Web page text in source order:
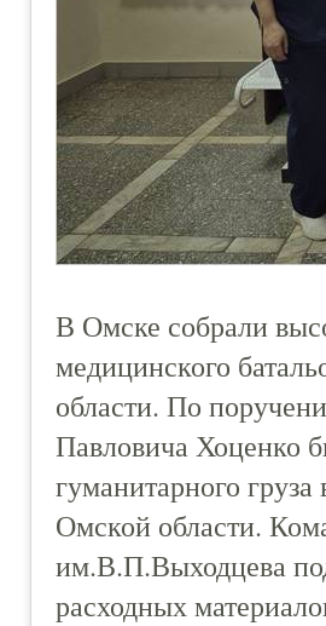
В Омске собрали
медицинского
области. По
Павловича Хоценко
гуманитарного
Омской области.
им.В.П.Выходцева
расходных